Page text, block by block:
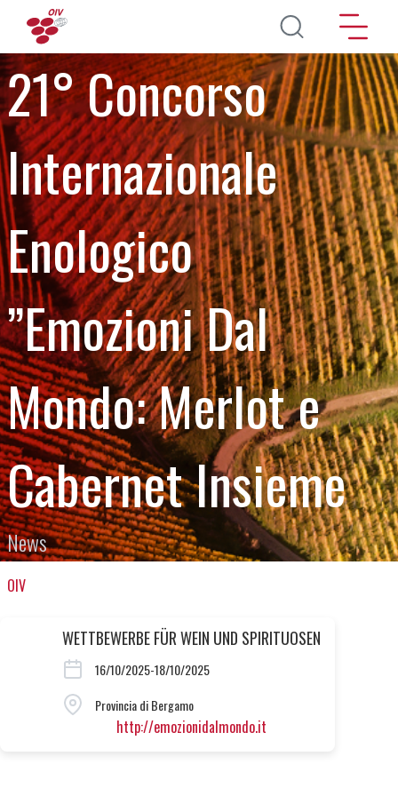
Direkt zum Inhalt
21° Concorso
Internazionale
Enologico
”Emozioni Dal
Mondo: Merlot e
Cabernet Insieme
News
OIV
WETTBEWERBE FÜR WEIN UND SPIRITUOSEN
16/10/2025-18/10/2025
Provincia di Bergamo
http://emozionidalmondo.it